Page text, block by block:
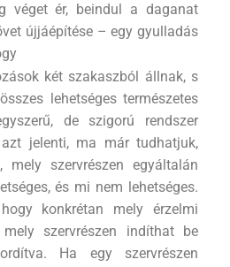
véget ér, beindul a daganat
újjáépítése – egy gyulladás
két szakaszból állnak, s
lehetséges természetes
de szigorú rendszer
jelenti, ma már tudhatjuk,
mely szervrészen egyáltalán
és mi nem lehetséges.
konkrétan mely érzelmi
szervrészen indíthat be
Ha egy szervrészen